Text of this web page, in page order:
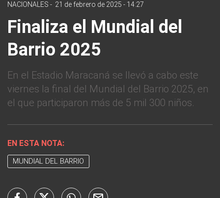
NACIONALES - 21 de febrero de 2025 - 14:27
Finaliza el Mundial del
Barrio 2025
En el Estadio Maracaná se llevó a cabo este
viernes la final del Mundial del Barrio 2025, en
el que participaron más de 5 mil 300 niños.
EN ESTA NOTA:
MUNDIAL DEL BARRIO